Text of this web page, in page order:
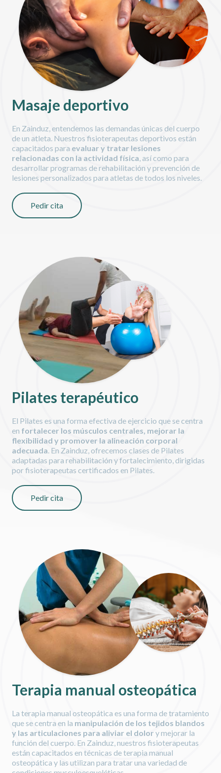
Masaje deportivo
En Zainduz, entendemos las demandas únicas del cuerpo
de un atleta. Nuestros fisioterapeutas deportivos están
capacitados para evaluar y tratar lesiones
relacionadas con la actividad física, así como para
desarrollar programas de rehabilitación y prevención de
lesiones personalizados para atletas de todos los niveles.
Pedir cita
Pilates terapéutico
El Pilates es una forma efectiva de ejercicio que se centra
en fortalecer los músculos centrales, mejorar la
flexibilidad y promover la alineación corporal
adecuada. En Zainduz, ofrecemos clases de Pilates
adaptadas para rehabilitación y fortalecimiento, dirigidas
por fisioterapeutas certificados en Pilates.
Pedir cita
Terapia manual osteopática
La terapia manual osteopática es una forma de tratamiento
que se centra en la manipulación de los tejidos blandos
y las articulaciones para aliviar el dolor y mejorar la
función del cuerpo. En Zainduz, nuestros fisioterapeutas
están capacitados en técnicas de terapia manual
osteopática y las utilizan para tratar una variedad de